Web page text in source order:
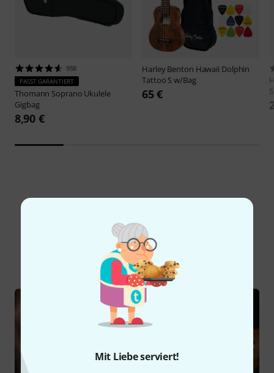
Mit Liebe serviert!
958
PASST GARANTIERT
Thomann Soprano Ukulele
Gigbag
8,90 €
Harley Benton Hawaii Dolphin
Tattoo S w/Bag
65 €
Schon gewusst?
Alle Ratgeber